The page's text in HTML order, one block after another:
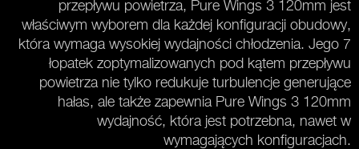
przepływu powietrza, Pure Wings 3 120mm jest
właściwym wyborem dla każdej konfiguracji obudowy,
która wymaga wysokiej wydajności chłodzenia. Jego 7
łopatek zoptymalizowanych pod kątem przepływu
powietrza nie tylko redukuje turbulencje generujące
hałas, ale także zapewnia Pure Wings 3 120mm
wydajność, która jest potrzebna, nawet w
wymagających konfiguracjach.